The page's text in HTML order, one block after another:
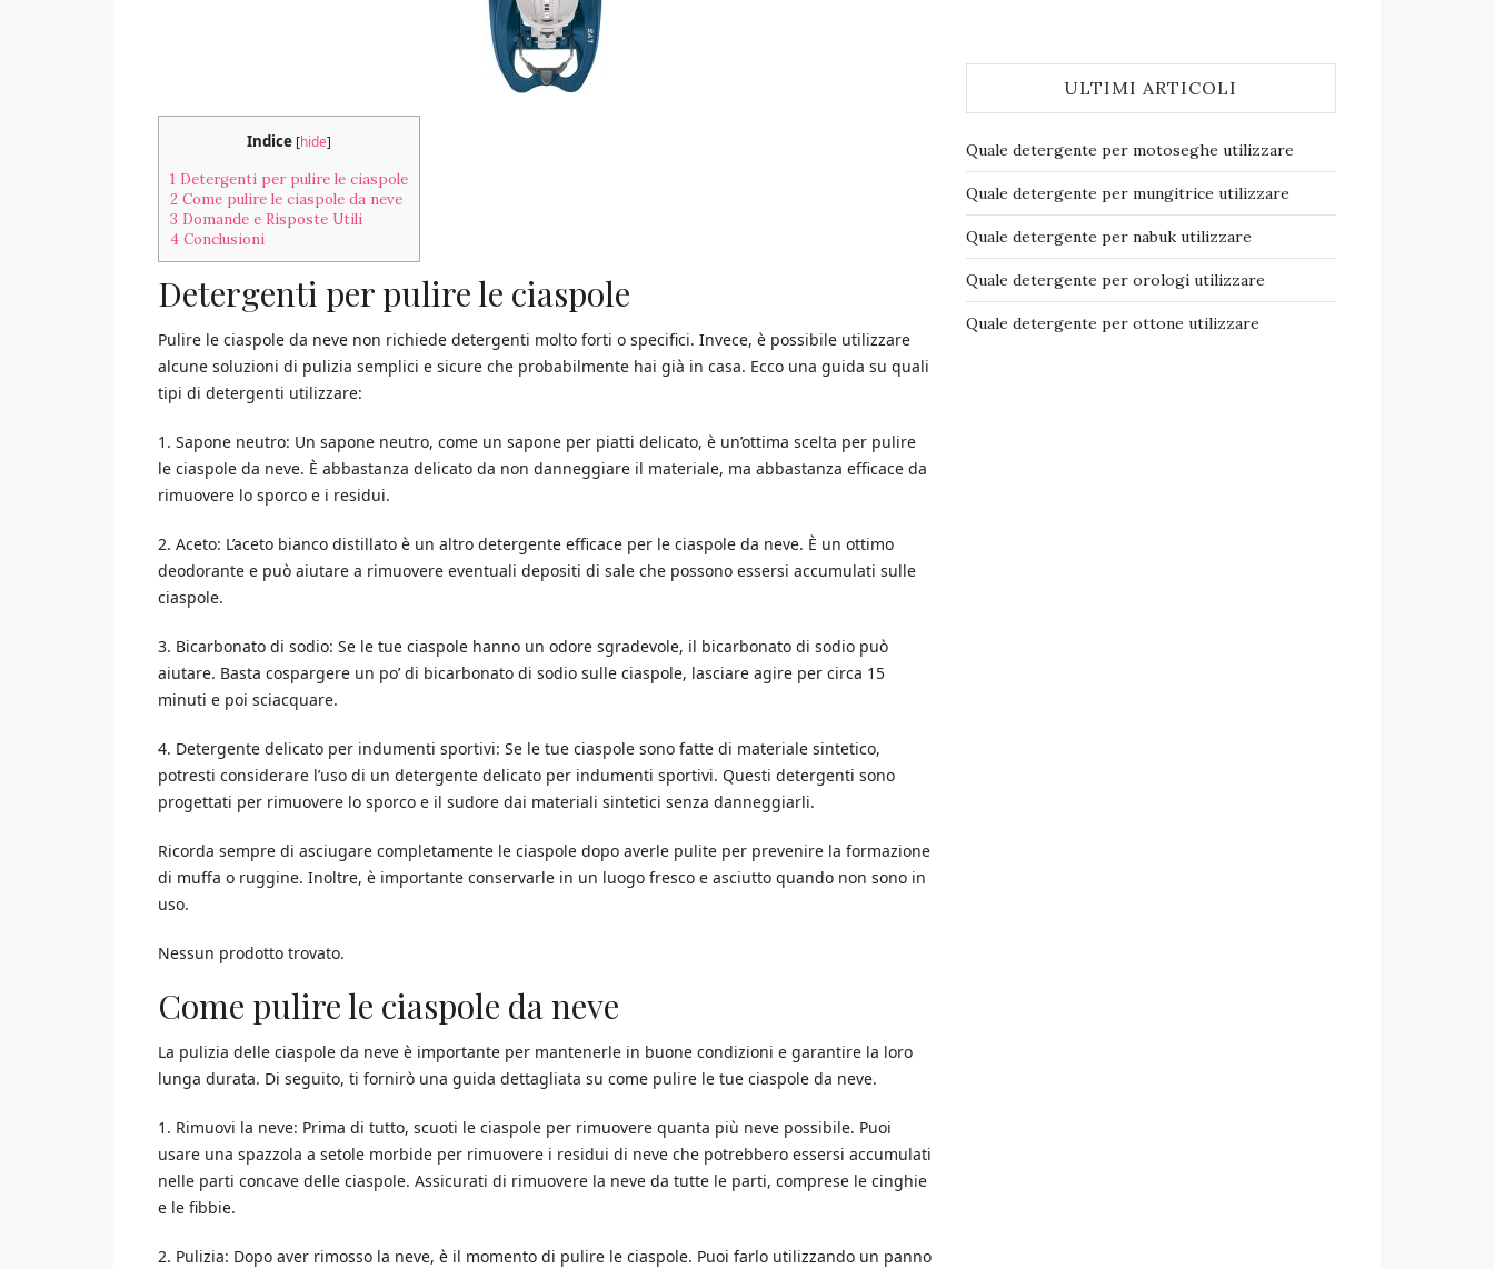
Indice [hide]
1 Detergenti per pulire le ciaspole
2 Come pulire le ciaspole da neve
3 Domande e Risposte Utili
4 Conclusioni
Detergenti per pulire le ciaspole
Pulire le ciaspole da neve non richiede detergenti molto forti o specifici. Invece, è possibile utilizzare
alcune soluzioni di pulizia semplici e sicure che probabilmente hai già in casa. Ecco una guida su quali
tipi di detergenti utilizzare:
1. Sapone neutro: Un sapone neutro, come un sapone per piatti delicato, è un’ottima scelta per pulire
le ciaspole da neve. È abbastanza delicato da non danneggiare il materiale, ma abbastanza efficace da
rimuovere lo sporco e i residui.
2. Aceto: L’aceto bianco distillato è un altro detergente efficace per le ciaspole da neve. È un ottimo
deodorante e può aiutare a rimuovere eventuali depositi di sale che possono essersi accumulati sulle
ciaspole.
3. Bicarbonato di sodio: Se le tue ciaspole hanno un odore sgradevole, il bicarbonato di sodio può
aiutare. Basta cospargere un po’ di bicarbonato di sodio sulle ciaspole, lasciare agire per circa 15
minuti e poi sciacquare.
4. Detergente delicato per indumenti sportivi: Se le tue ciaspole sono fatte di materiale sintetico,
potresti considerare l’uso di un detergente delicato per indumenti sportivi. Questi detergenti sono
progettati per rimuovere lo sporco e il sudore dai materiali sintetici senza danneggiarli.
Ricorda sempre di asciugare completamente le ciaspole dopo averle pulite per prevenire la formazione
di muffa o ruggine. Inoltre, è importante conservarle in un luogo fresco e asciutto quando non sono in
uso.
Nessun prodotto trovato.
Come pulire le ciaspole da neve
La pulizia delle ciaspole da neve è importante per mantenerle in buone condizioni e garantire la loro
lunga durata. Di seguito, ti fornirò una guida dettagliata su come pulire le tue ciaspole da neve.
1. Rimuovi la neve: Prima di tutto, scuoti le ciaspole per rimuovere quanta più neve possibile. Puoi
usare una spazzola a setole morbide per rimuovere i residui di neve che potrebbero essersi accumulati
nelle parti concave delle ciaspole. Assicurati di rimuovere la neve da tutte le parti, comprese le cinghie
e le fibbie.
2. Pulizia: Dopo aver rimosso la neve, è il momento di pulire le ciaspole. Puoi farlo utilizzando un panno
ULTIMI ARTICOLI
Quale detergente per motoseghe​ utilizzare
Quale detergente per mungitrice​ utilizzare
Quale detergente per nabuk​ utilizzare
Quale detergente per orologi​ utilizzare
Quale detergente per ottone​ utilizzare